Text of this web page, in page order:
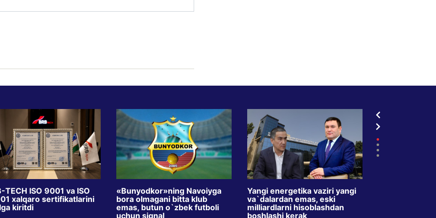
TECH ISO 9001 va ISO
xalqaro sertifikatlarini
kiritdi
«Bunyodkor»ning Navoiyga
bora olmagani bitta klub
emas, butun o`zbek futboli
uchun signal
Yangi energetika vaziri yangi
va`dalardan emas, eski
milliardlarni hisoblashdan
boshlashi kerak